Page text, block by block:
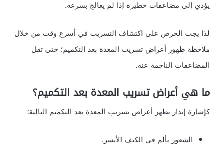
يؤدي إلى مضاعفات خطيرة إذا لم يعالج بسرعة.
لذا يجب الحرص على اكتشاف التسريب في أسرع وقت من خلال
ملاحظة ظهور أعراض تسريب المعدة بعد التكميم؛ حتى تقل
المضاعفات الناجمة عنه.
ما هي أعراض تسريب المعدة بعد التكميم؟
كإشارة إنذار تظهر أعراض تسريب المعدة بعد التكميم التالية:
الشعور بألم في الكتف الأيسر.